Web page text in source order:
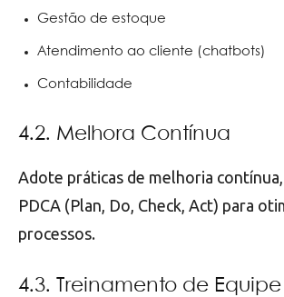
Gestão de estoque
Atendimento ao cliente (chatbots)
Contabilidade
4.2. Melhora Contínua
Adote práticas de melhoria
PDCA (Plan, Do, Check, Act) para
processos.
4.3. Treinamento de Equipe